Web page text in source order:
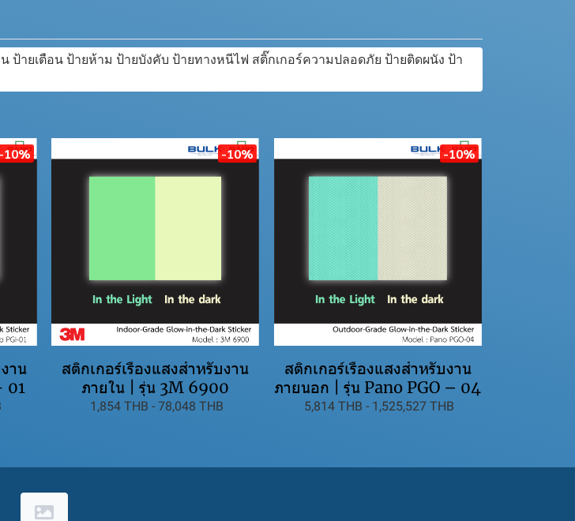
ป้ายเตือน ป้ายห้าม ป้ายบังคับ ป้ายทางหนีไฟ สติ๊กเกอร์ความปลอดภัย ป้ายติดผนัง ป้า
10%
าน
01
-10%
สติกเกอร์เรืองแสงสำหรับงาน
ภายใน | รุ่น 3M 6900
1,854 THB - 78,048 THB
-10%
สติกเกอร์เรืองแสงสำหรับงาน
ภายนอก | รุ่น Pano PGO – 04
5,814 THB - 1,525,527 THB